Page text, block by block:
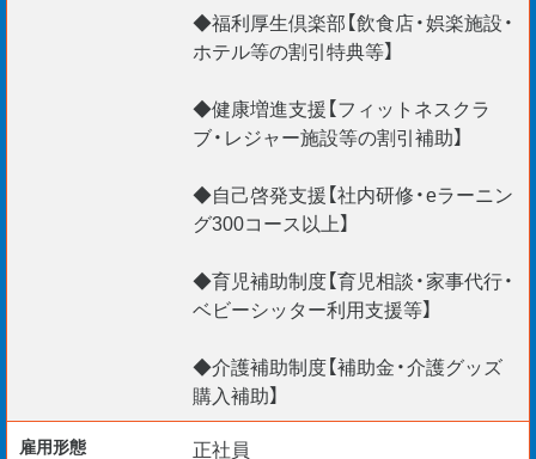
◆福利厚生倶楽部【飲食店・娯楽施設・
ホテル等の割引特典等】
◆健康増進支援【フィットネスクラ
ブ・レジャー施設等の割引補助】
◆自己啓発支援【社内研修・eラーニン
グ300コース以上】
◆育児補助制度【育児相談・家事代行・
ベビーシッター利用支援等】
◆介護補助制度【補助金・介護グッズ
購入補助】
雇用形態
正社員